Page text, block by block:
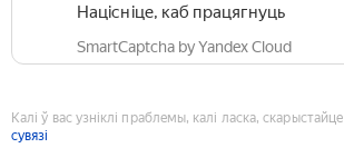
Націсніце, каб працягнуць
SmartCaptcha by Yandex Cloud
Калі ў вас узніклі праблемы, калі ласка, скарыстайце
сувязі